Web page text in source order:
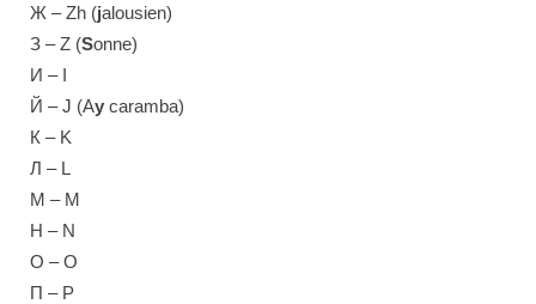
Ж – Zh (jalousien)
З – Z (Sonne)
И – I
Й – J (Ay caramba)
К – K
Л – L
М – M
Н – N
О – O
П – P